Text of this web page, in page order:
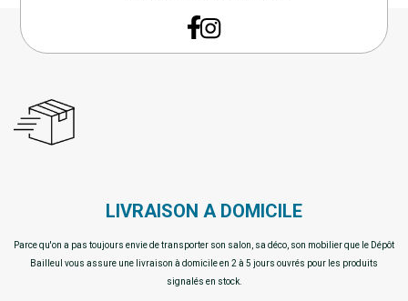
LIVRAISON A DOMICILE
Parce qu'on a pas toujours envie de transporter son salon, sa déco, son mobilier que le Dépôt
Bailleul vous assure une livraison à domicile en 2 à 5 jours ouvrés pour les produits
signalés en stock.